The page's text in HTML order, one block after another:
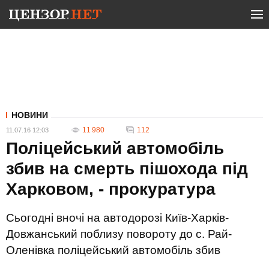
НОВИНИ
11.07.16 12:03 11 980 112
Поліцейський автомобіль
збив на смерть пішохода під
Харковом, - прокуратура
Сьогодні вночі на автодорозі Київ-Харків-
Довжанський поблизу повороту до с. Рай-
Оленівка поліцейський автомобіль збив